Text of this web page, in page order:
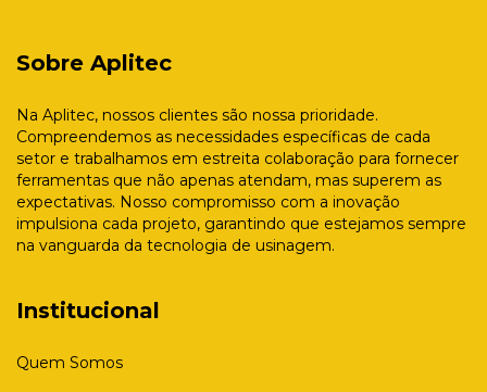
Sobre Aplitec
Na Aplitec, nossos clientes são nossa prioridade.
Compreendemos as necessidades específicas de cada
setor e trabalhamos em estreita colaboração para fornecer
ferramentas que não apenas atendam, mas superem as
expectativas. Nosso compromisso com a inovação
impulsiona cada projeto, garantindo que estejamos sempre
na vanguarda da tecnologia de usinagem.
Institucional
Quem Somos